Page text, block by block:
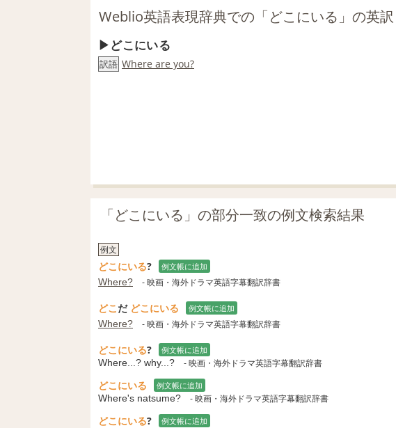
Weblio英語表現辞典での「どこにいる」の英訳
どこにいる
訳語 Where are you?
「どこにいる」の部分一致の例文検索結果
例文
どこにいる? 例文帳に追加
Where? - 映画・海外ドラマ英語字幕翻訳辞書
どこだ どこにいる 例文帳に追加
Where? - 映画・海外ドラマ英語字幕翻訳辞書
どこにいる? 例文帳に追加
Where...? why...? - 映画・海外ドラマ英語字幕翻訳辞書
どこにいる 例文帳に追加
Where's natsume? - 映画・海外ドラマ英語字幕翻訳辞書
どこにいる? 例文帳に追加